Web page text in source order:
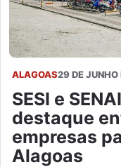
ALAGOAS29 DE
SESI e
destaque
empresas
Alagoas